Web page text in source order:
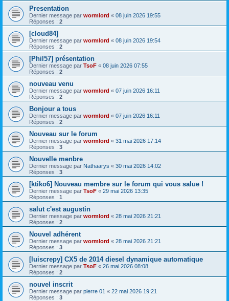
Presentation
Dernier message par wormlord « 08 juin 2026 19:55
Réponses : 2
[cloud84]
Dernier message par wormlord « 08 juin 2026 19:54
Réponses : 2
[Phil57] présentation
Dernier message par TsoF « 08 juin 2026 07:55
Réponses : 2
nouveau venu
Dernier message par wormlord « 07 juin 2026 16:11
Réponses : 2
Bonjour a tous
Dernier message par wormlord « 07 juin 2026 16:11
Réponses : 2
Nouveau sur le forum
Dernier message par wormlord « 31 mai 2026 17:14
Réponses : 3
Nouvelle menbre
Dernier message par Nathaarys « 30 mai 2026 14:02
Réponses : 3
[ktiko6] Nouveau membre sur le forum qui vous salue !
Dernier message par TsoF « 29 mai 2026 13:35
Réponses : 1
salut c'est augustin
Dernier message par wormlord « 28 mai 2026 21:21
Réponses : 2
Nouvel adhérent
Dernier message par wormlord « 28 mai 2026 21:21
Réponses : 3
[luiscrepy] CX5 de 2014 diesel dynamique automatique
Dernier message par TsoF « 26 mai 2026 08:08
Réponses : 2
nouvel inscrit
Dernier message par pierre 01 « 22 mai 2026 19:21
Réponses : 3